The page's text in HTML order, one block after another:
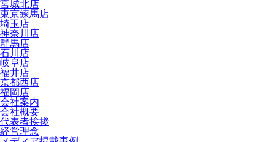
宮城北店
東京練馬店
埼玉店
神奈川店
群馬店
石川店
岐阜店
福井店
京都西店
福岡店
会社案内
会社概要
代表者挨拶
経営理念